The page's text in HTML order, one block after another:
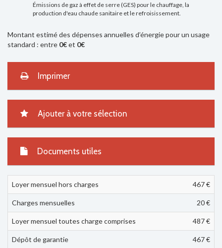
Émissions de gaz à effet de serre (GES) pour le chauffage, la
production d'eau chaude sanitaire et le refroisissement.
Montant estimé des dépenses annuelles d’énergie pour un usage
standard : entre 0€et 0€
Imprimer
Ajouter à votre sélection
Documents utiles
Loyer mensuel hors charges 467 €
Charges mensuelles 20 €
Loyer mensuel toutes charge comprises 487€
Dépôt de garantie 467 €